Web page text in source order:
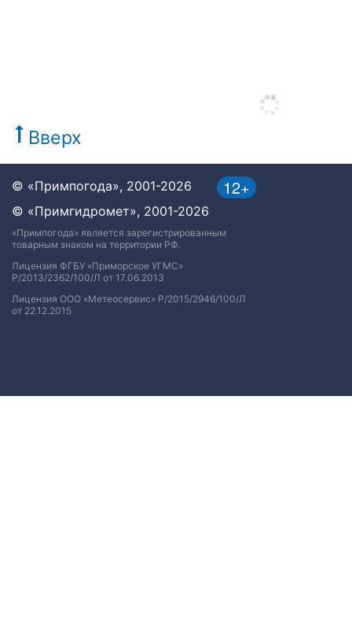
Вверх
12+
© «Примпогода», 2001-2026
© «Примгидромет», 2001-2026
«Примпогода» является зарегистрированным
товарным знаком на территории РФ.
Лицензия ФГБУ «Приморское УГМС»
Р/2013/2362/100/Л от 17.06.2013
Лицензия ООО «Метеосервис» Р/2015/2946/100/Л
от 22.12.2015